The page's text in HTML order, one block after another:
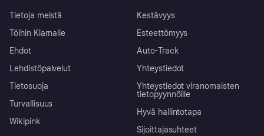
Tietoja meistä
Töihin Klarnalle
Ehdot
Lehdistöpalvelut
Tietosuoja
Turvallisuus
Wikipink
Kestävyys
Esteettömyys
Auto-Track
Yhteystiedot
Yhteystiedot viranomaisten
tietopyynnöille
Hyvä hallintotapa
Sijoittajasuhteet